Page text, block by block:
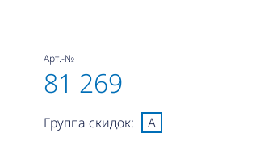
Арт.-№
81 269
Группа скидок: A